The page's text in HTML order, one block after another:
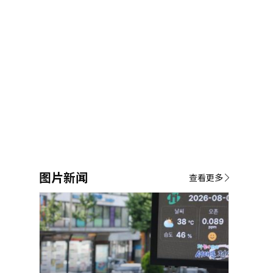
图片新闻 查看更多